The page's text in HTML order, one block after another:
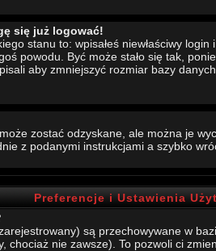
się już logować!
stanu to: wpisałeś niewłaściwy
powodu. Być może stało się tak,
aby zmniejszyć rozmiar bazy
zostać odzyskane, ale można je
z podanymi instrukcjami a szybko
Preferencje i Ustawienia
są przechowywane w
chociaż nie zawsze). To pozwoli ci